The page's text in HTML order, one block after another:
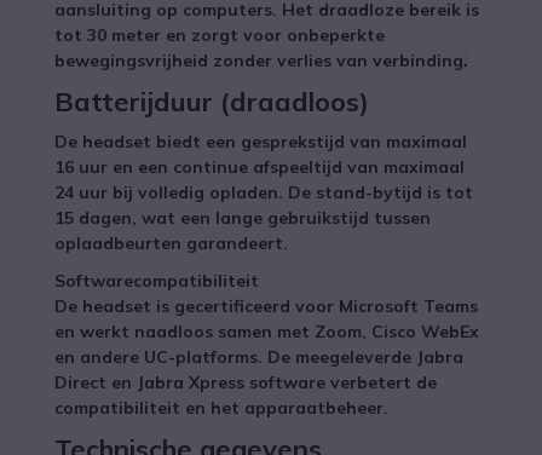
aansluiting op computers. Het draadloze bereik is
tot 30 meter en zorgt voor onbeperkte
bewegingsvrijheid zonder verlies van verbinding.
Batterijduur (draadloos)
De headset biedt een gesprekstijd van maximaal
16 uur en een continue afspeeltijd van maximaal
24 uur bij volledig opladen. De stand-bytijd is tot
15 dagen, wat een lange gebruikstijd tussen
oplaadbeurten garandeert.
Softwarecompatibiliteit
De headset is gecertificeerd voor Microsoft Teams
en werkt naadloos samen met Zoom, Cisco WebEx
en andere UC-platforms. De meegeleverde Jabra
Direct en Jabra Xpress software verbetert de
compatibiliteit en het apparaatbeheer.